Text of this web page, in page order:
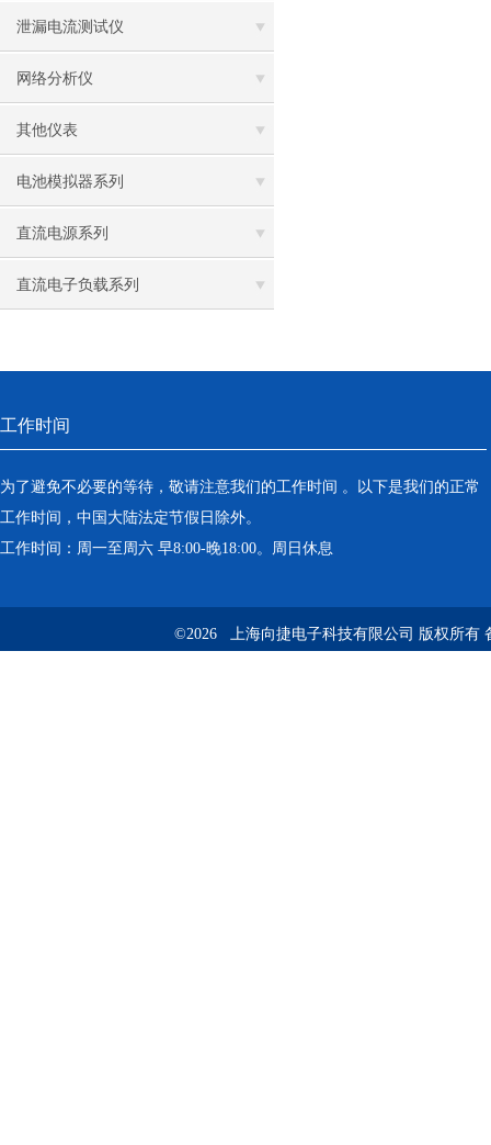
泄漏电流测试仪
网络分析仪
其他仪表
电池模拟器系列
直流电源系列
直流电子负载系列
工作时间
为了避免不必要的等待，敬请注意我们的工作时间 。以下是我们的正常
工作时间，中国大陆法定节假日除外。
工作时间：周一至周六 早8:00-晚18:00。周日休息
©2026 上海向捷电子科技有限公司 版权所有